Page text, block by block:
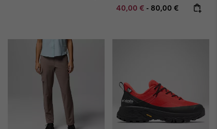
Minimum sale price:
40,00 € - Maximum price:
80,00 €